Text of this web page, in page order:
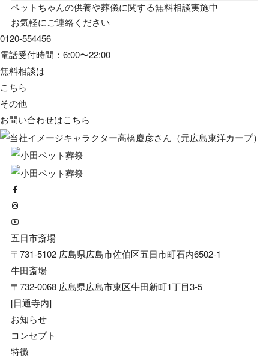
ペットちゃんの供養や葬儀に関する無料相談実施中
お気軽にご連絡ください
0120-554456
電話受付時間：6:00〜22:00
無料相談は
こちら
その他
お問い合わせはこちら
五日市斎場
〒731-5102 広島県広島市佐伯区五日市町石内6502-1
牛田斎場
〒732-0068 広島県広島市東区牛田新町1丁目3-5
[日通寺内]
お知らせ
コンセプト
特徴